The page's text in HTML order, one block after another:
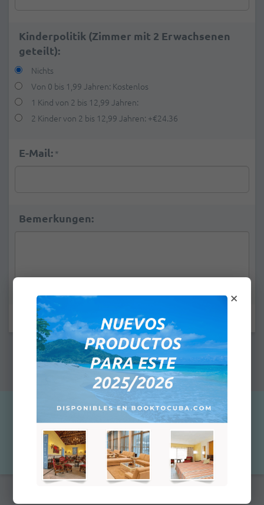
Kinderpolitik (Zimmer mit 2 Erwachsenen
geteilt):
Nichts
Von 0 bis 1,99 Jahren: Kostenlos
1 Kind von 2 bis 12,99 Jahren:
2 Kinder von 2 bis 12,99 Jahren: +€24.36
E-Mail: *
Bemerkungen:
Felder mit Stern (*) müssen ausgefüllt werden.
Hinweis: Der angegebene Preis ist nicht der Endpreis. Später wird
der Gesamtpreis abhängig von der gewählten Zahlungsmethode
angezeigt.
97,44 € Stk::
In den Warenkorb
×